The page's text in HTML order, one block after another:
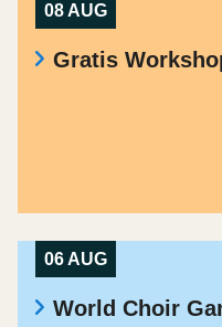
08 AUG
Gratis
06 AUG
World Choir